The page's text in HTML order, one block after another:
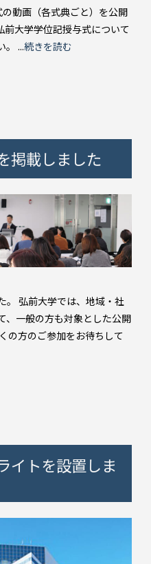
動画（各式典ごと）を公開
大学学位記授与式について
。 ...続きを読む
掲載しました
。 弘前大学では、地域・社
、一般の方も対象とした公開
の方のご参加をお待ちして
イトを設置しま